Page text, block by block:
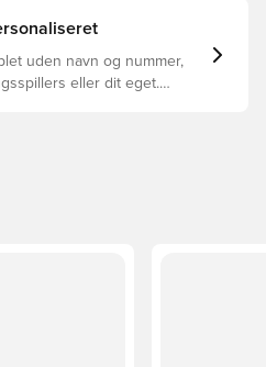
uden navn og nummer,
eller dit eget.